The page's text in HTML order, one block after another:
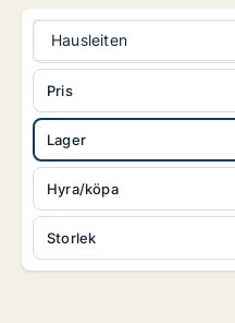
Hausleiten
Lager
Hyra/köpa
Storlek
Pris